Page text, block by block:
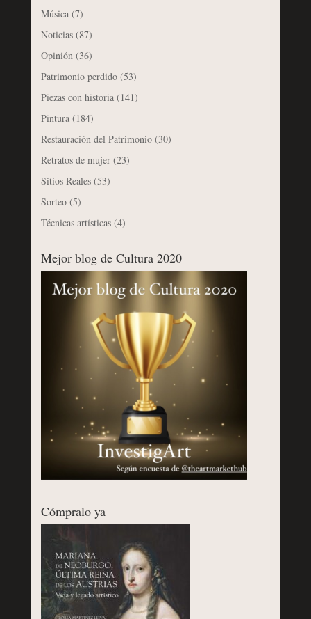
Música(7)
Noticias(87)
Opinión (36)
Patrimonio perdido(53)
Piezas con historia(141)
Pintura(184)
Restauración del Patrimonio(30)
Retratos de mujer(23)
Sitios Reales(53)
Sorteo(5)
Técnicas artísticas(4)
Mejor blog de Cultura 2020
Cómpralo ya